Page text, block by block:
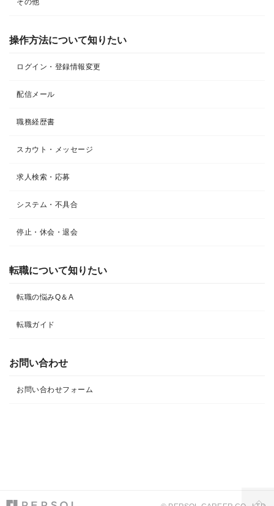
その他
操作方法について知りたい
ログイン・登録情報変更
配信メール
職務経歴書
スカウト・メッセージ
求人検索・応募
システム・不具合
停止・休会・退会
転職について知りたい​
転職の悩みQ＆A​
転職ガイド
お問い合わせ
お問い合わせフォーム